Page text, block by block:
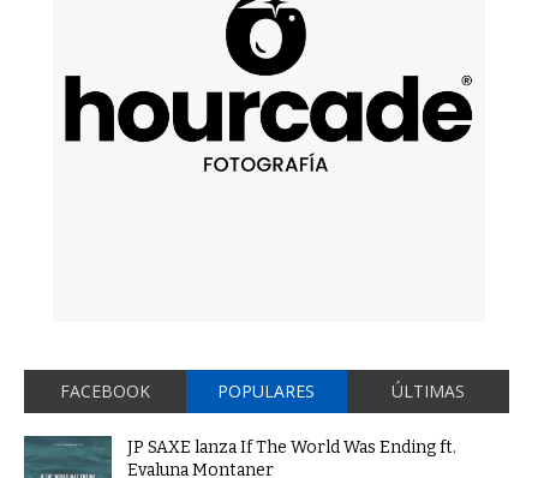
FACEBOOK POPULARES ÚLTIMAS
JP SAXE lanza If The World Was Ending ft.
Evaluna Montaner